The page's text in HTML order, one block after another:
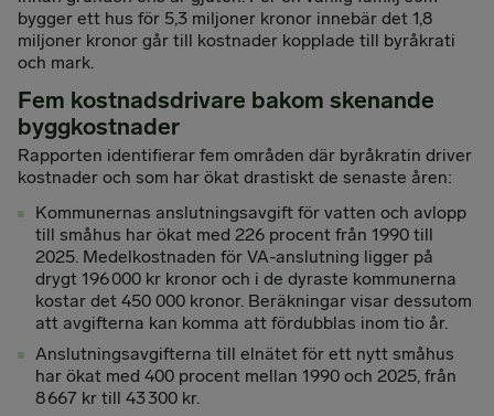
bygger ett hus för 5,3 miljoner kronor innebär det 1,8
miljoner kronor går till kostnader kopplade till byråkrati
och mark.
Fem kostnadsdrivare bakom skenande
byggkostnader
Rapporten identifierar fem områden där byråkratin driver
kostnader och som har ökat drastiskt de senaste åren:
Kommunernas anslutningsavgift för vatten och avlopp
till småhus har ökat med 226 procent från 1990 till
2025. Medelkostnaden för VA-anslutning ligger på
drygt 196 000 kr kronor och i de dyraste kommunerna
kostar det 450 000 kronor. Beräkningar visar dessutom
att avgifterna kan komma att fördubblas inom tio år.
Anslutningsavgifterna till elnätet för ett nytt småhus
har ökat med 400 procent mellan 1990 och 2025, från
8 667 kr till 43 300 kr.